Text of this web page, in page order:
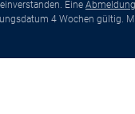
Eine Abmeldung
4 Wochen gültig.